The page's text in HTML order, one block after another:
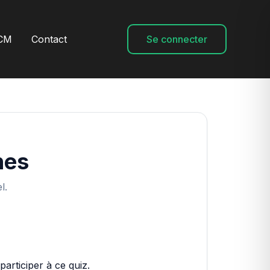
Contact Se connecter
à ce quiz.